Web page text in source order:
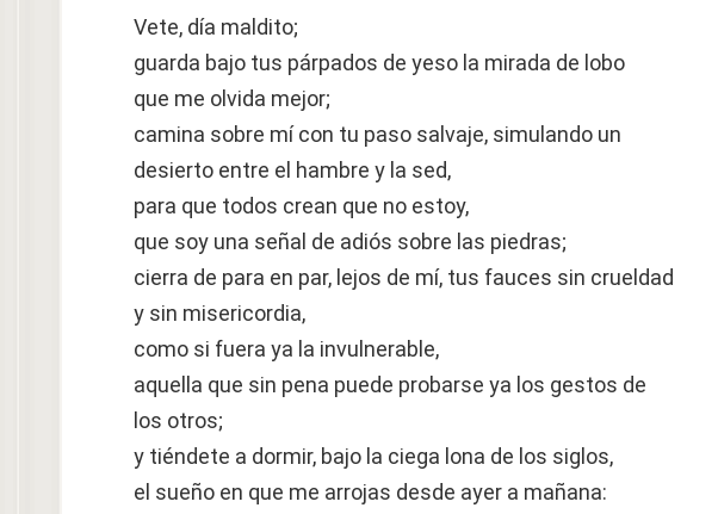
Vete, día maldito;
guarda bajo tus párpados de yeso la mirada de lobo
que me olvida mejor;
camina sobre mí con tu paso salvaje, simulando un
desierto entre el hambre y la sed,
para que todos crean que no estoy,
que soy una señal de adiós sobre las piedras;
cierra de para en par, lejos de mí, tus fauces sin crueldad
y sin misericordia,
como si fuera ya la invulnerable,
aquella que sin pena puede probarse ya los gestos de
los otros;
y tiéndete a dormir, bajo la ciega lona de los siglos,
el sueño en que me arrojas desde ayer a mañana: